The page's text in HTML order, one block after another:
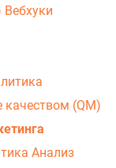
Вебхуки
качеством (QM)
Анализ